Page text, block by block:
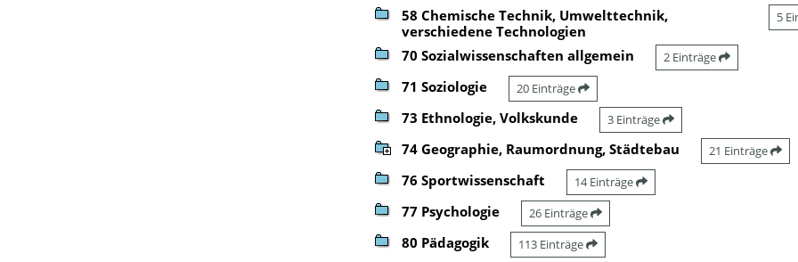
58 Chemische Technik, Umwelttechnik,
verschiedene Technologien
5
70 Sozialwissenschaften allgemein 2 Einträge
71 Soziologie 20 Einträge
73 Ethnologie, Volkskunde 3 Einträge
74 Geographie, Raumordnung, Städtebau 21 Einträge
76 Sportwissenschaft 14 Einträge
77 Psychologie 26 Einträge
80 Pädagogik 113 Einträge